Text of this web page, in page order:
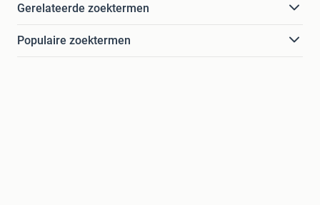
Gerelateerde zoektermen
Populaire zoektermen